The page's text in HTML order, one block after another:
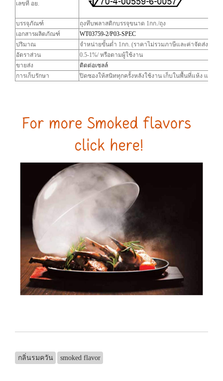
เลขที่ อย.
บรรจุภัณฑ์
ถุงทึบพลาสติกบรรจุขนาด 1กก./ถุง
เอกสารผลิตภัณฑ์
WT03759-2/P03-SPEC
ปริมาณ
จำหน่ายขั้นต่ำ 1กก. (ราคาไม่รวมภาษีและค่าจัดส่ง)
อัตราส่วน
0.5-1%/ หรือตามผู้ใช้งาน
ขายส่ง
ติดต่อเซลล์
การเก็บรักษา
ปิดซองให้สนิททุกครั้งหลังใช้งาน เก็บในพื้นที่แห้ง และพ้
กลิ่นรมควัน smoked flavor